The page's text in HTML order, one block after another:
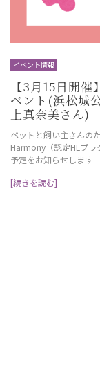
イベント情報
【3月15日開
ベント(浜松城
上真奈美さん)
ペットと飼い主さんの
Harmony（認定HLプ
予定をお知らせします
[続きを読む]